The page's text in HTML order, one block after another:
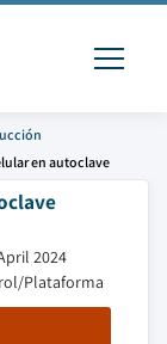
en autoclave
2024
Plataforma